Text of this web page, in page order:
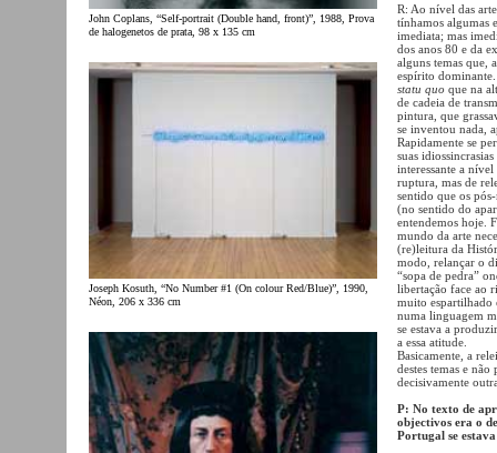
John Coplans, “Self-portrait (Double hand, front)”, 1988, Prova
de halogenetos de prata, 98 x 135 cm
Joseph Kosuth, “No Number #1 (On colour Red/Blue)”, 1990,
Néon, 206 x 336 cm
R: Ao nível das
tínhamos algumas
imediata; mas
dos anos 80 e da
alguns temas que,
espírito
statu quo que na
de cadeia de
pintura, que
se inventou nada,
Rapidamente se
suas
interessante a
ruptura, mas de
sentido que os
(no sentido do
entendemos hoje.
mundo da arte
(re)leitura da
modo, relançar o
“sopa de pedra”
libertação face ao
muito espartilhado
numa linguagem
se estava a
a essa atitude.
Basicamente, a
destes temas e
decisivamente
P: No texto de
objectivos era o
Portugal se